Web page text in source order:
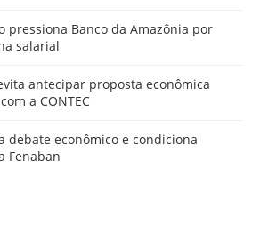
pressiona Banco da Amazônia por
salarial
antecipar proposta econômica
a CONTEC
debate econômico e condiciona
Fenaban